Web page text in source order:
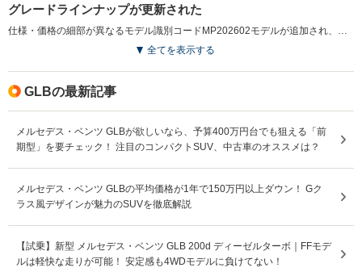
グレードラインナップが更新された
仕様・価格の細部が異なるモデル識別コードMP202602モデルが追加され、詳細な装備内容の見直しなどが行われている。（2026.2）
全てを表示する
GLBの最新記事
メルセデス・ベンツ GLBが欲しいなら、予算400万円台でも狙える「前
期型」を要チェック！ 注目のコンパクトSUV、中古車のオススメは？
メルセデス・ベンツ GLBの平均価格が1年で150万円以上ダウン！ Gク
ラス風デザインが魅力のSUVを徹底解説
【試乗】新型 メルセデス・ベンツ GLB 200d ディーゼルターボ｜FFモデ
ルは軽快な走りが可能！ 安定感も4WDモデルに負けてない！